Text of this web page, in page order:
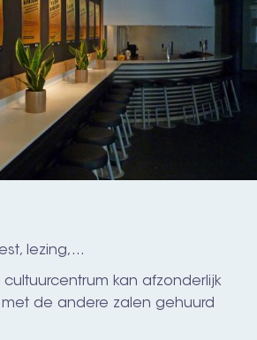
lezing,...
kan afzonderlijk
de andere zalen gehuurd